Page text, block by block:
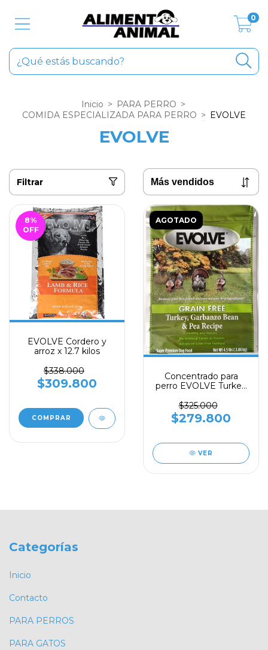
0
Inicio > PARA PERRO >
COMIDA ESPECIALIZADA PARA PERRO > EVOLVE
EVOLVE
Filtrar
8%
OFF
EVOLVE Cordero y
arroz x 12.7 kilos
$338.000
$309.800
AGOTADO
Concentrado para
perro EVOLVE Turkey
de granos) x 12.7 kilos
GRAIN FREE
$325.000
$279.800
VER
Categorías
Inicio
Contacto
PARA PERROS
PARA GATOS